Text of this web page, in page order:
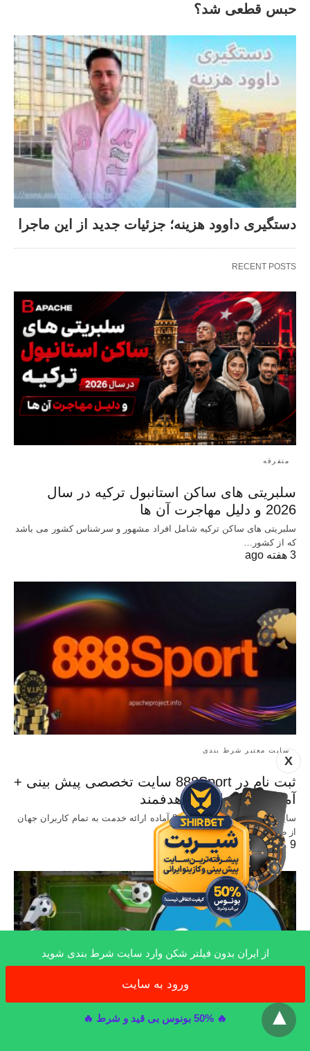
X
حبس قطعی شد؟
دستگیری داوود هزینه؛ جزئیات جدید از این ماجرا
RECENT POSTS
متفرقه
سلبریتی های ساکن استانبول ترکیه در سال
2026 و دلیل مهاجرت آن ها
سلبریتی های ساکن ترکیه شامل افراد مشهور و سرشناس کشور می باشد
که از کشور…
3 هفته ago
سایت معتبر شرط بندی
ثبت نام در 888Sport سایت تخصصی پیش بینی +
آموزش شرط بندی هدفمند
سایت پیش بینی معتبر 888Sport آماده ارائه خدمت به تمام کاربران جهان
از طریق عرضه…
9 ماه ago
از ایران بدون فیلتر شکن وارد سایت شرط بندی شوید
ورود به سایت
🔥 50% بونوس بی قید و شرط 🔥